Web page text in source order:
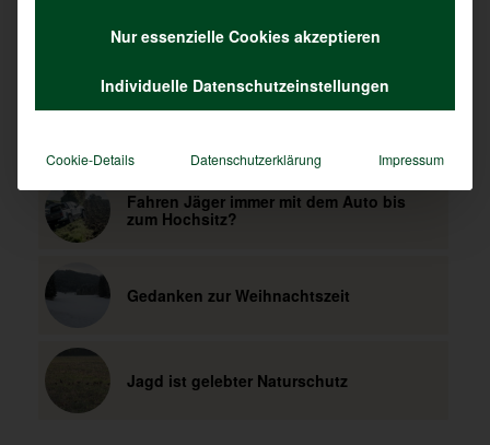
Mit großen Ohren gegen die Hitze
Fahren Jäger immer mit dem Auto bis
zum Hochsitz?
Gedanken zur Weihnachtszeit
Jagd ist gelebter Naturschutz
Nur essenzielle Cookies akzeptieren
Individuelle Datenschutzeinstellungen
Cookie-Details Datenschutzerklärung Impressum